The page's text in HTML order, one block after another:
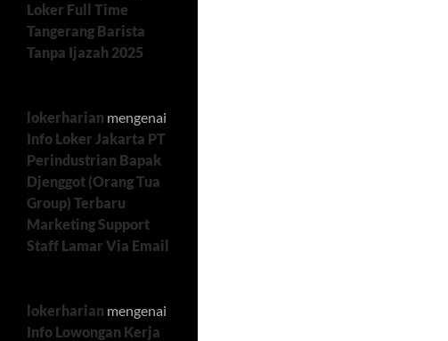
Loker Full Time
Tangerang Barista
Tanpa Ijazah 2025
lokerharian mengenai
Info Loker Jakarta PT
Perindustrian Bapak
Djenggot (Orang Tua
Group) Terbaru
Marketing Support
Staff Lamar Via Email
lokerharian mengenai
Info Lowongan Kerja